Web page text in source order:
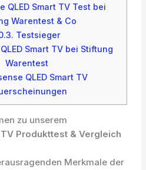
QLED Smart TV Test bei
Warentest & Co
Testsieger
Smart TV bei Stiftung
Warentest
QLED Smart TV
zu unserem
Produkttest & Vergleich
Merkmale der